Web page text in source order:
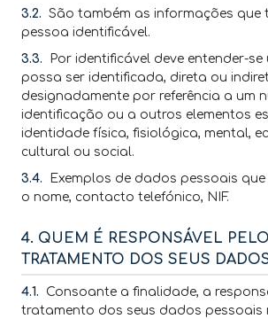
3.2. São também as informações que
pessoa identificável.
3.3.
Por identificável deve entender-
possa ser identificada, direta ou
designadamente por referência a um
identificação ou a outros elementos
identidade física, fisiológica, mental,
cultural ou social.
3.4.
Exemplos de dados pessoais
o nome, contacto telefónico, NIF.
4. QUEM É RESPONSÁVEL PELO
TRATAMENTO DOS SEUS
4.1.
Consoante a finalidade, a
tratamento dos seus dados pessoais